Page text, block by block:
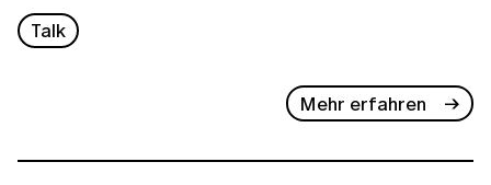
Talk
Mehr erfahren